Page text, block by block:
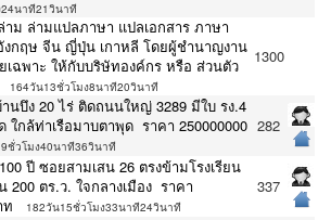
นาที21วินาที
าม ล่ามแปลภาษา แปลเอกสาร ภาษา
งกฤษ จีน ญี่ปุ่น เกาหลี โดยผู้ชำนาญงาน
เฉพาะ ให้กับบริษัทองค์กร หรือ ส่วนตัว
164วัน13ชั่วโมง8นาที20วินาที
1300
นบึง 20 ไร่ ติดถนนใหญ่ 3289 มีใบ รง.4
ใกล้ท่าเรือมาบตาพุด ราคา 250000000
ชั่วโมง40นาที36วินาที
282
ปี ซอยสามเสน 26 ตรงข้ามโรงเรียน
ตร.ว. ใจกลางเมือง ราคา
ท
182วัน15ชั่วโมง33นาที24วินาที
337